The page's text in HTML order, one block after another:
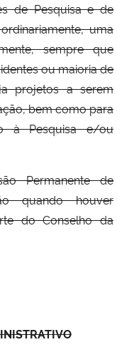
de Pesquisa e de
uma
sempre que
ou maioria de
projetos a serem
bem como para
à Pesquisa e/ou
Permanente de
quando houver
do Conselho da